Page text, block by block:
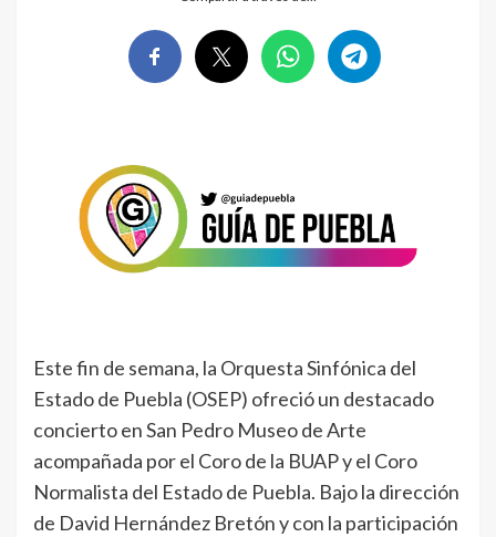
Este fin de semana, la Orquesta Sinfónica del
Estado de Puebla (OSEP) ofreció un destacado
concierto en San Pedro Museo de Arte
acompañada por el Coro de la BUAP y el Coro
Normalista del Estado de Puebla. Bajo la dirección
de David Hernández Bretón y con la participación